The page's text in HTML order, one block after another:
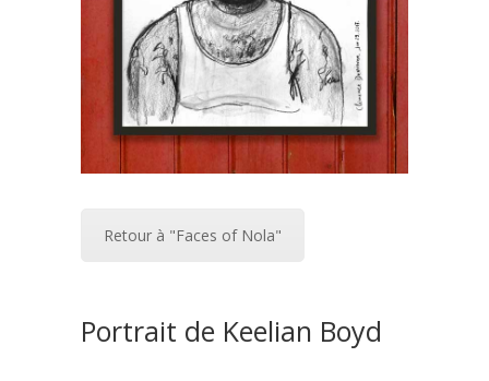
Retour à "Faces of Nola"
Portrait de Keelian Boyd